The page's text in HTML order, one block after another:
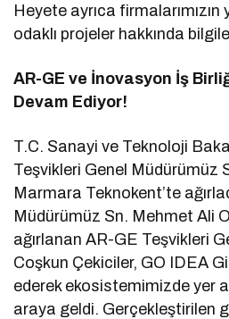
Heyete ayrıca
odaklı projeler hakkında
AR-GE ve İnovasyon İş
Devam Ediyor!
T.C. Sanayi ve Teknoloji
Teşvikleri Genel Müdürümüz
Marmara Teknokent’te
Müdürümüz Sn. Mehmet Ali
ağırlanan AR-GE Teşvikleri
Coşkun Çekiciler, GO IDEA
ederek ekosistemimizde yer
araya geldi. Gerçekleştirilen